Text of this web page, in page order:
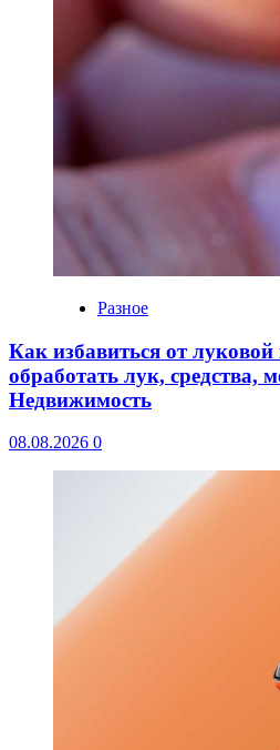
Разное
Как избавиться от
обработать лук,
Недвижимость
08.08.2026 0